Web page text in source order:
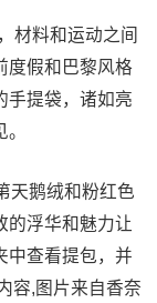
材料和运动之间
度假和巴黎风格
手提袋，诸如亮
天鹅绒和粉红色
的浮华和魅力让
中查看提包，并
容,图片来自香奈